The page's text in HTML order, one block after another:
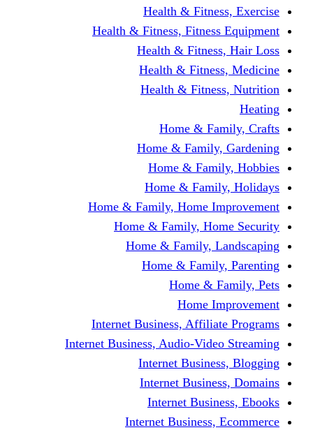
Health &
Health & Fitness,
Health &
Health &
Health &
Home &
Home &
Home &
Home &
Home & Family, Home
Home & Family,
Home & Family,
Home &
Home &
Home
Internet Business,
Internet Business, Audio-
Internet
Internet
Internet
Internet Business,